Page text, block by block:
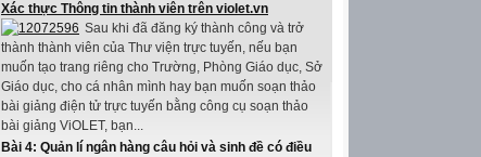
Xác thực Thông tin thành viên trên violet.vn
Sau khi đã đăng ký thành công và trở
thành thành viên của Thư viện trực tuyến, nếu bạn
muốn tạo trang riêng cho Trường, Phòng Giáo dục, Sở
Giáo dục, cho cá nhân mình hay bạn muốn soạn thảo
bài giảng điện tử trực tuyến bằng công cụ soạn thảo
bài giảng ViOLET, bạn...
Bài 4: Quản lí ngân hàng câu hỏi và sinh đề có điều